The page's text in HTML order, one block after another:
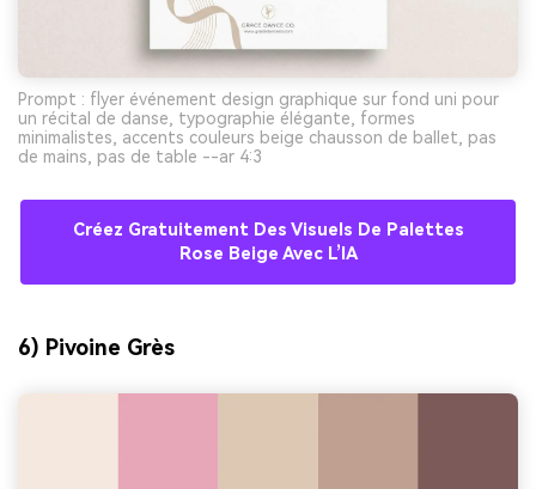
Prompt : flyer événement design graphique sur fond uni pour
un récital de danse, typographie élégante, formes
minimalistes, accents couleurs beige chausson de ballet, pas
de mains, pas de table --ar 4:3
Créez Gratuitement Des Visuels De Palettes
Rose Beige Avec L’IA
6) Pivoine Grès